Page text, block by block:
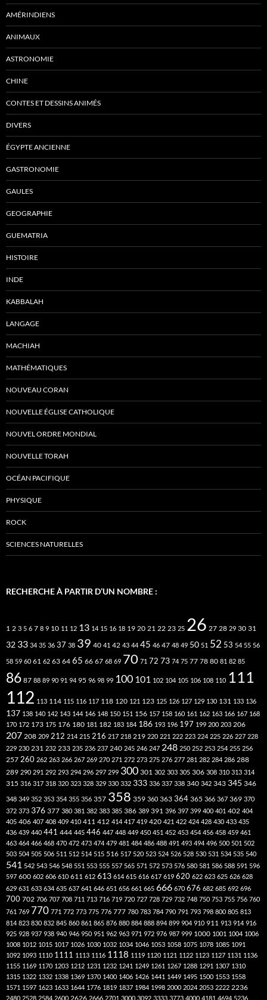
AMÉRINDIENS
ANIMAUX
ASTRONOMIE
CHINE
CONTES ET DESSINS ANIMÉS
DIVERS
ÉGYPTE ANCIENNE
GASTRONOMIE
GAULES
GEOGRAPHIE
GUEMATRIA
HISTOIRE
INDE
KABBALAH
LANGAGE
MACHIAH
MATHÉMATIQUES
NOUVEAU CORAN
NOUVELLE ÉGLISE CATHOLIQUE
NOUVEL ORDRE MONDIAL
NOUVELLE TORAH
OCÉAN PACIFIQUE
PHYSIQUE
ROCK
SCIENCES NATURELLES
RECHERCHE À PARTIR D’UN NOMBRE :
1 2 3 5 6 7 8 9 10 11 12 13 14 15 16 18 19 20 21 22 23 25 26 27 28 29 30 31
32 33 34 35 36 37 38 39 40 41 42 43 44 45 46 47 48 49 50 51 52 53 54 55 56
58 59 60 61 62 63 64 65 66 67 68 69 70 71 72 73 74 75 77 78 80 81 82 85
86 87 88 89 90 91 94 95 96 98 99 100 101 102 104 105 106 108 110 111
112 113 114 115 116 117 118 120 121 123 125 126 127 129 130 131 133 136
137 138 140 142 143 144 146 148 150 151 156 157 158 160 161 162 163 166 167 168
170 172 173 175 176 180 181 182 183 184 186 193 196 197 199 200 203 206
207 208 209 212 214 215 216 217 218 219 220 221 222 223 224 225 226 227 228
229 230 231 232 233 235 236 237 240 245 246 247 248 250 252 253 254 255 256
257 260 262 263 266 267 269 270 271 272 273 275 276 277 281 282 284 286 288
289 290 291 292 293 294 296 297 299 300 301 302 303 305 306 308 310 313 314
315 316 317 318 320 323 328 329 330 332 333 336 337 338 340 342 343 345 346
348 349 352 353 354 355 356 357 358 359 360 363 364 365 366 367 369 370
372 373 376 377 380 381 382 383 385 386 389 391 396 397 399 400 401 402 404
405 406 407 408 409 410 411 412 414 417 419 420 421 422 424 428 430 433 435
436 439 440 441 444 445 446 447 448 449 450 451 452 453 454 456 458 459 461
463 464 466 468 470 472 473 474 479 481 484 486 488 491 493 494 496 500 501 502
503 504 505 506 511 512 514 515 516 517 520 523 524 526 528 530 531 534 535 540
541 542 543 546 548 551 553 555 557 565 571 572 573 576 580 581 586 588 591 596
597 600 602 606 610 611 612 613 614 615 616 617 619 620 622 623 625 626 628
629 631 633 634 635 637 641 646 651 656 661 665 666 670 676 682 685 692 696
700 702 706 707 708 711 713 716 719 720 727 728 729 732 748 750 753 755 756 760
761 769 770 771 772 773 775 776 777 780 783 784 790 791 793 798 800 805 813
814 823 830 832 845 860 861 865 876 880 884 888 894 899 904 910 911 913 914 916
925 928 937 938 940 946 950 951 962 963 971 972 976 987 999 1000 1001 1004 1006
1008 1012 1015 1017 1026 1030 1032 1034 1046 1053 1058 1075 1078 1085 1091
1092 1093 1110 1111 1113 1116 1118 1119 1120 1121 1122 1123 1127 1131 1136
1155 1169 1170 1203 1212 1231 1232 1241 1249 1261 1267 1288 1291 1307 1310
1315 1322 1332 1338 1369 1370 1400 1406 1426 1441 1449 1495 1500 1553 1558
1571 1597 1623 1633 1644 1776 1819 1837 1984 1998 2000 2024 2053 2222 2236
2480 2528 2584 2600 2626 2666 2701 3000 3092 3333 3773 4000 4181 4694 5236